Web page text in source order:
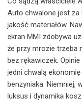
Auto chwalone jest za
jakość materiałów.
ekran MMI zdobywa
że przy mrozie trzeba
bez rękawiczek.
jedni chwalą
benzyniaka. Niemniej,
luksus i dynamika